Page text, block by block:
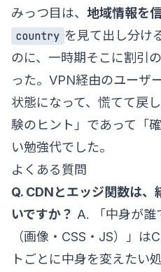
みっつ目は、 地域情報を
country を見て出し分け
のに、一時期そこに割引
った。VPN経由のユーザ
状態になって、慌てて戻
験のヒント」であって「
い勉強代でした。
よくある質問
Q. CDNとエッジ関数は
いですか？ A. 「中身が誰
（画像・CSS・JS）」
トごとに中身を変えたい